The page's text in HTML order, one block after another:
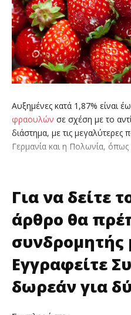
Αυξημένες κατά 1,87% είναι
φραουλών σε σχέση με το
διάστημα, με τις
Γερμανία και η Πολωνία, όπως
Για να δείτε
άρθρο θα
συνδρομητής
Εγγραφείτε
δωρεάν για